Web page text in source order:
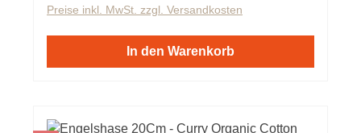
Preise inkl. MwSt. zzgl. Versandkosten
In den Warenkorb